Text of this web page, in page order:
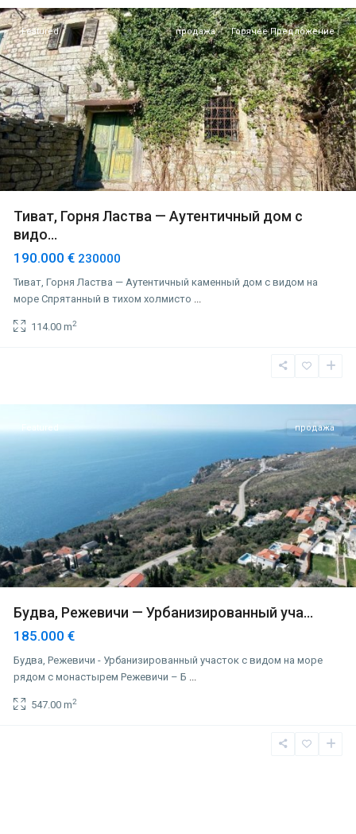
Featured продажа Горячее Предложение
Тиват, Горня Ластва — Аутентичный дом с
видо...
190.000 € 230000
Тиват, Горня Ластва — Аутентичный каменный дом с видом на
море Спрятанный в тихом холмисто ...
114.00 m2
Featured продажа
Будва, Режевичи — Урбанизированный уча...
185.000 €
Будва, Режевичи - Урбанизированный участок с видом на море
рядом с монастырем Режевичи – Б ...
547.00 m2